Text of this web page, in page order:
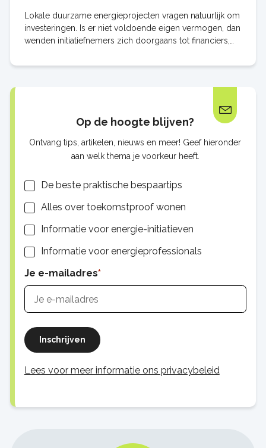
Lokale duurzame energieprojecten vragen natuurlijk om
investeringen. Is er niet voldoende eigen vermogen, dan
wenden initiatiefnemers zich doorgaans tot financiers,
Op de hoogte blijven?
Ontvang tips, artikelen, nieuws en meer! Geef hieronder
aan welk thema je voorkeur heeft.
LijstenDe beste praktische bespaartips
Alles over toekomstproof wonen
Informatie voor energie-initiatieven
Informatie voor energieprofessionals
Je e-mailadres
Inschrijven
Lees voor meer informatie ons privacybeleid